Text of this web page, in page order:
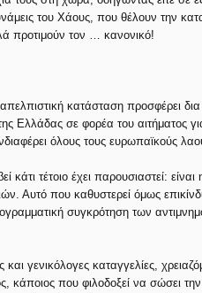
του Χάους, που θέλουν την
προτιμούν τον … κανονικό!
κατάσταση προσφέρει
Ελλάδας σε φορέα του αιτήματος
όλους τους ευρωπαϊκούς
τέτοιο έχει παρουσιαστεί:
Αυτό που καθυστερεί όμως
συγκρότηση των
γενικόλογες καταγγελίες,
κάποιος που φιλοδοξεί να σώσει